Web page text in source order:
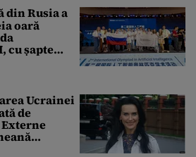
din Rusia a
oară
cu șapte
de bronz
Ucrainei
de